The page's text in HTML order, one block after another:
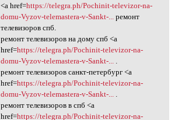
<a href=https://telegra.ph/Pochinit-televizor-na-
domu-Vyzov-telemastera-v-Sankt-...ремонт
телевизоров спб.
ремонт телевизоров на дому спб <a
href=https://telegra.ph/Pochinit-televizor-na-
domu-Vyzov-telemastera-v-Sankt-....
ремонт телевизоров санкт-петербург <a
href=https://telegra.ph/Pochinit-televizor-na-
domu-Vyzov-telemastera-v-Sankt-....
ремонт телевизоров в спб <a
href=https://telegra.ph/Pochinit-televizor-na-